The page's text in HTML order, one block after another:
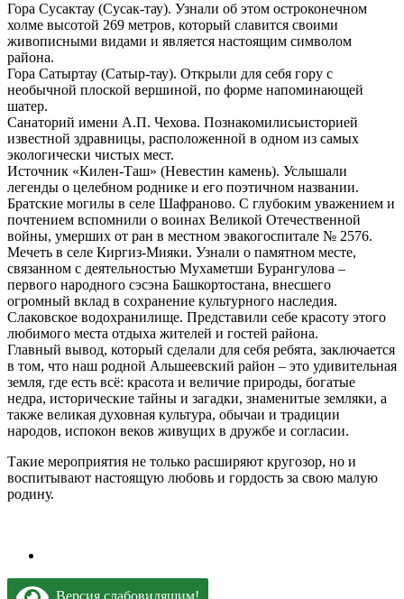
Гора Сусактау (Сусак-тау). Узнали об этом остроконечном
холме высотой 269 метров, который славится своими
живописными видами и является настоящим символом
района.
Гора Сатыртау (Сатыр-тау). Открыли для себя гору с
необычной плоской вершиной, по форме напоминающей
шатер.
Санаторий имени А.П. Чехова. Познакомилисьисторией
известной здравницы, расположенной в одном из самых
экологически чистых мест.
Источник «Килен-Таш» (Невестин камень). Услышали
легенды о целебном роднике и его поэтичном названии.
Братские могилы в селе Шафраново. С глубоким уважением и
почтением вспомнили о воинах Великой Отечественной
войны, умерших от ран в местном эвакогоспитале № 2576.
Мечеть в селе Киргиз-Мияки. Узнали о памятном месте,
связанном с деятельностью Мухаметши Бурангулова –
первого народного сэсэна Башкортостана, внесшего
огромный вклад в сохранение культурного наследия.
Слаковское водохранилище. Представили себе красоту этого
любимого места отдыха жителей и гостей района.
Главный вывод, который сделали для себя ребята, заключается
в том, что наш родной Альшеевский район – это удивительная
земля, где есть всё: красота и величие природы, богатые
недра, исторические тайны и загадки, знаменитые земляки, а
также великая духовная культура, обычаи и традиции
народов, испокон веков живущих в дружбе и согласии.
Такие мероприятия не только расширяют кругозор, но и
воспитывают настоящую любовь и гордость за свою малую
родину.
Версия слабовидящим!